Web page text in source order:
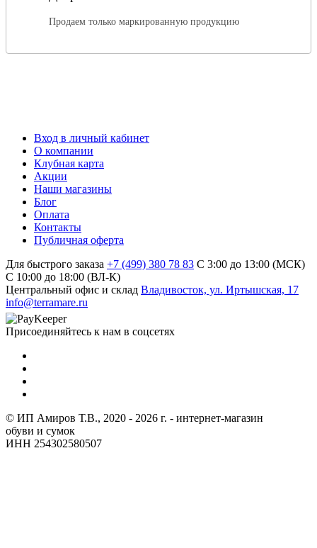
Продаем только маркированную продукцию
Вход в личный кабинет
О компании
Клубная карта
Акции
Наши магазины
Блог
Оплата
Контакты
Публичная оферта
Для быстрого заказа +7 (499) 380 78 83 С 3:00 до 13:00 (МСК)
C 10:00 до 18:00 (ВЛ-К)
Центральный офис и склад Владивосток, ул. Иртышская, 17
info@terramare.ru
Присоединяйтесь к нам в соцсетях
© ИП Амиров Т.В., 2020 - 2026 г. - интернет-магазин
обуви и сумок
ИНН 254302580507